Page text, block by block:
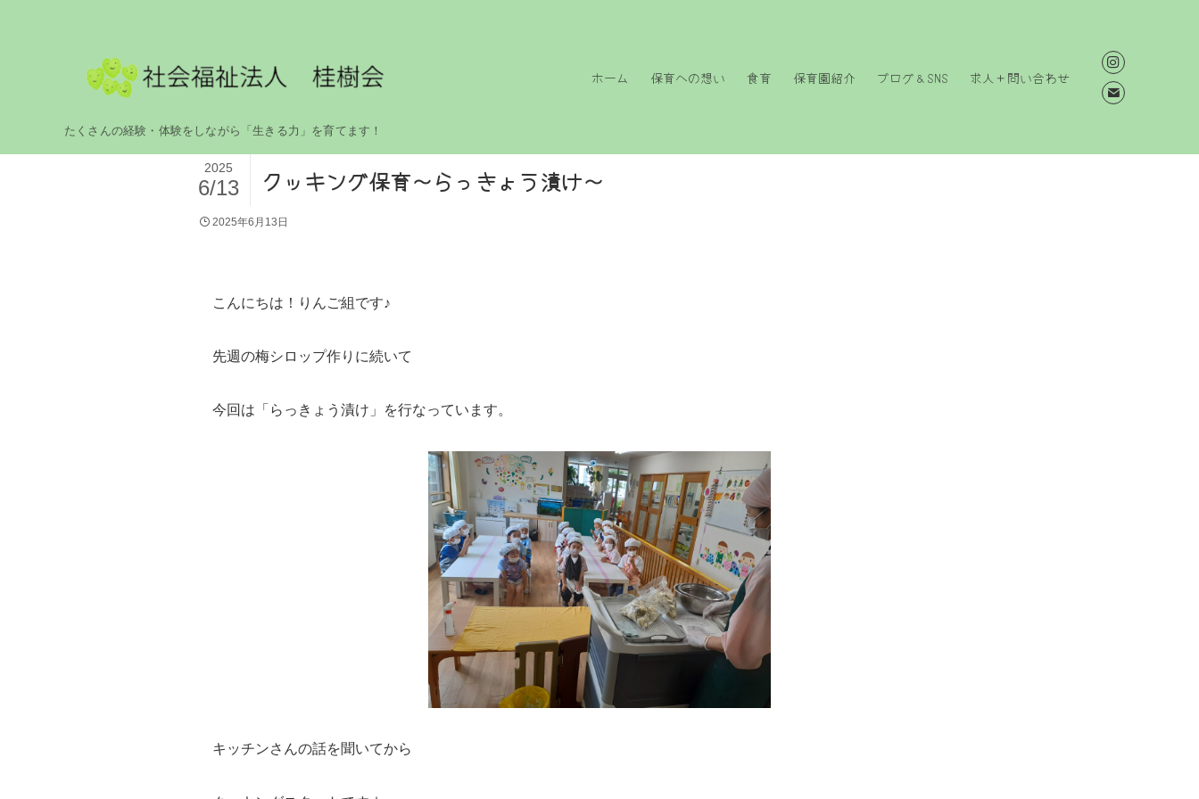
たくさんの経験・体験をしながら「生きる力」を育てます！
ホーム 保育への想い 食育 保育園紹介 ブログ＆SNS 求人＋問い合わせ
クッキング保育～らっきょう漬け～
2025
6/13
2025年6月13日
こんにちは！りんご組です♪
先週の梅シロップ作りに続いて
今回は「らっきょう漬け」を行なっています。
キッチンさんの話を聞いてから